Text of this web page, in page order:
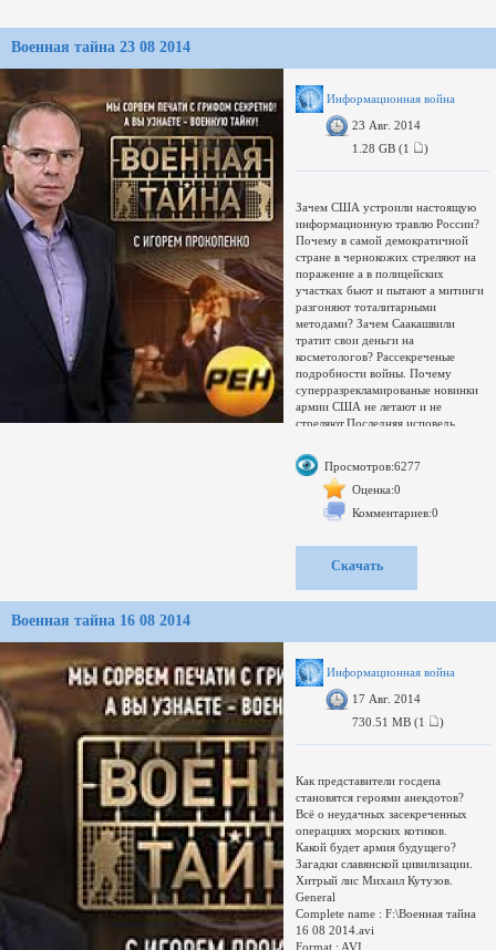
Военная тайна 23 08 2014
Информационная война
23 Авг. 2014
1.28 GB (1
)
Зачем США устроили настоящую
информационную травлю России?
Почему в самой демократичной
стране в чернокожих стреляют на
поражение а в полицейских
участках бьют и пытают а митинги
разгоняют тоталитарными
методами? Зачем Саакашвили
тратит свои деньги на
косметологов? Рассекреченые
подробности войны. Почему
суперразрекламированые новинки
армии США не летают и не
стреляют.Последняя исповедь
опасность в пути.Гладиаторы
древнего Рима.
General
Complete name : N:\6\РЕН ТВ REN
TV\Военная
Format : AVI
Format/Info : Audio Video Interleave
Format profile : OpenDML
Просмотров:6277
Оценка:0
Комментариев:0
Скачать
Военная тайна 16 08 2014
Информационная война
17 Авг. 2014
730.51 MB (1
)
Как представители госдепа
становятся героями анекдотов?
Всё о неудачных засекреченных
операциях морских котиков.
Какой будет армия будущего?
Загадки славянской цивилизации.
Хитрый лис Михаил Кутузов.
General
Complete name : F:\Военная тайна
16 08 2014.avi
Format : AVI